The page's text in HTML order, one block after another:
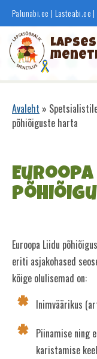
Liigu
edasi
põhisisu
juurde
Palunabi.ee | Lasteabi.ee |
Leivapuru
Avaleht
põhiõiguste harta
Euroopa
Euroopa Liidu
eriti asjakohased
kõige olulisemad on:
Inimväärikus
Piinamise ning
karistamise